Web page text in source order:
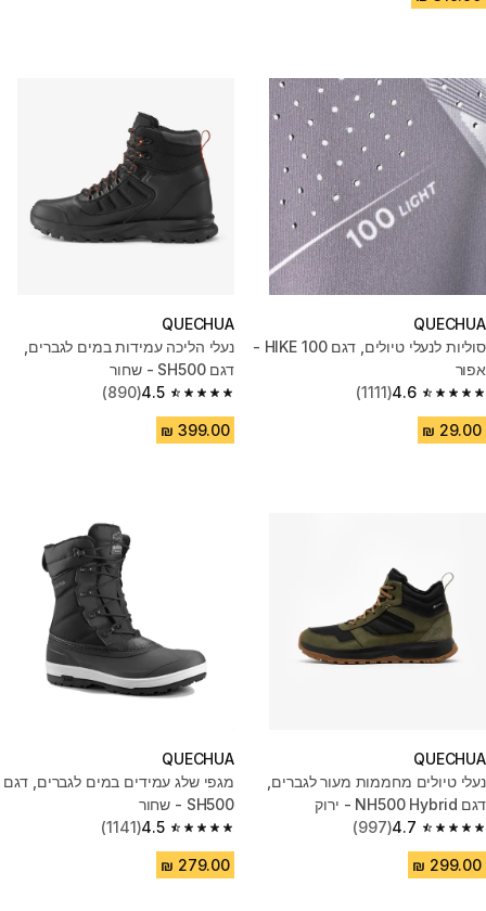
QUECHUA
סוליות לנעלי טיולים, דגם HIKE 100 -
אפור
4.6
4.6 out of 5 stars from 1111 reviews
(1111)
QUECHUA
נעלי הליכה עמידות במים לגברים,
דגם SH500 - שחור
4.5
4.5 out of 5 stars from 890 reviews
(890)
QUECHUA
נעלי טיולים מחממות מעור לגברים,
דגם NH500 Hybrid - ירוק
4.7
4.7 out of 5 stars from 997 reviews
(997)
QUECHUA
מגפי שלג עמידים במים לגברים, דגם
SH500 - שחור
4.5
4.5 out of 5 stars from 1141 reviews
(1141)